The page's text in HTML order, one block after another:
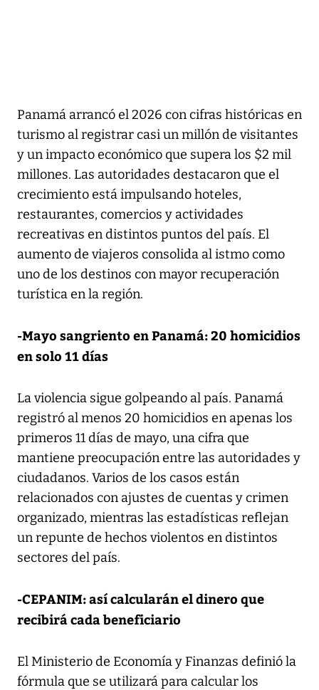
Panamá arrancó el 2026 con cifras históricas en
turismo al registrar casi un millón de visitantes
y un impacto económico que supera los $2 mil
millones. Las autoridades destacaron que el
crecimiento está impulsando hoteles,
restaurantes, comercios y actividades
recreativas en distintos puntos del país. El
aumento de viajeros consolida al istmo como
uno de los destinos con mayor recuperación
turística en la región.
-Mayo sangriento en Panamá: 20 homicidios
en solo 11 días
La violencia sigue golpeando al país. Panamá
registró al menos 20 homicidios en apenas los
primeros 11 días de mayo, una cifra que
mantiene preocupación entre las autoridades y
ciudadanos. Varios de los casos están
relacionados con ajustes de cuentas y crimen
organizado, mientras las estadísticas reflejan
un repunte de hechos violentos en distintos
sectores del país.
-CEPANIM: así calcularán el dinero que
recibirá cada beneficiario
El Ministerio de Economía y Finanzas definió la
fórmula que se utilizará para calcular los